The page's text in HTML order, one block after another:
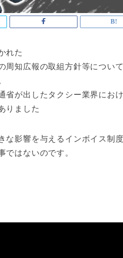
れた
周知広報の取組方針等につい
省が出したタクシー業界にお
りました
な影響を与えるインボイス制度
ではないのです。